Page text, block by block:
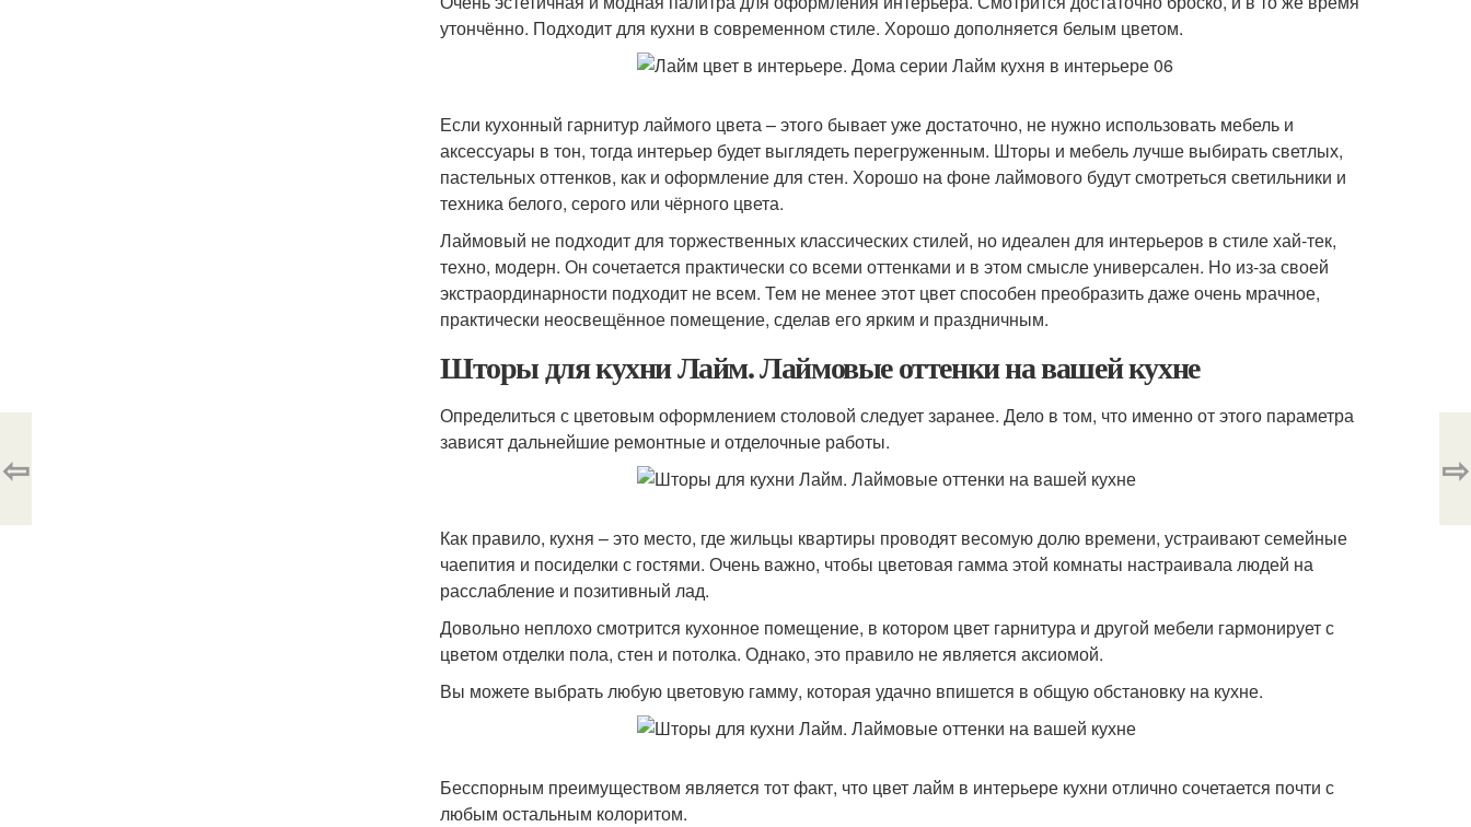
утончённо. Подходит для кухни в современном стиле. Хорошо дополняется белым цветом.
Если кухонный гарнитур лаймого цвета – этого бывает уже достаточно, не нужно использовать мебель и
аксессуары в тон, тогда интерьер будет выглядеть перегруженным. Шторы и мебель лучше выбирать светлых,
пастельных оттенков, как и оформление для стен. Хорошо на фоне лаймового будут смотреться светильники и
техника белого, серого или чёрного цвета.
Лаймовый не подходит для торжественных классических стилей, но идеален для интерьеров в стиле хай-тек,
техно, модерн. Он сочетается практически со всеми оттенками и в этом смысле универсален. Но из-за своей
экстраординарности подходит не всем. Тем не менее этот цвет способен преобразить даже очень мрачное,
практически неосвещённое помещение, сделав его ярким и праздничным.
Шторы для кухни Лайм. Лаймовые оттенки на вашей кухне
Определиться с цветовым оформлением столовой следует заранее. Дело в том, что именно от этого параметра
зависят дальнейшие ремонтные и отделочные работы.
Как правило, кухня – это место, где жильцы квартиры проводят весомую долю времени, устраивают семейные
чаепития и посиделки с гостями. Очень важно, чтобы цветовая гамма этой комнаты настраивала людей на
расслабление и позитивный лад.
Довольно неплохо смотрится кухонное помещение, в котором цвет гарнитура и другой мебели гармонирует с
цветом отделки пола, стен и потолка. Однако, это правило не является аксиомой.
Вы можете выбрать любую цветовую гамму, которая удачно впишется в общую обстановку на кухне.
Бесспорным преимуществом является тот факт, что цвет лайм в интерьере кухни отлично сочетается почти с
любым остальным колоритом.
⇦ ⇨